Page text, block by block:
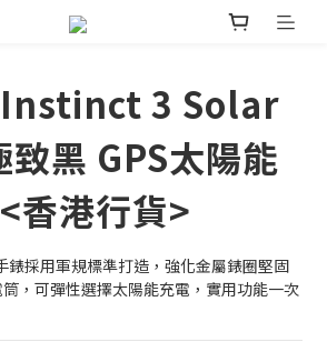
3 Solar
黑 GPS太陽能
香港行貨>
採用軍規標準打造，強化金屬錶圈堅固
，可彈性選擇太陽能充電，實用功能一次